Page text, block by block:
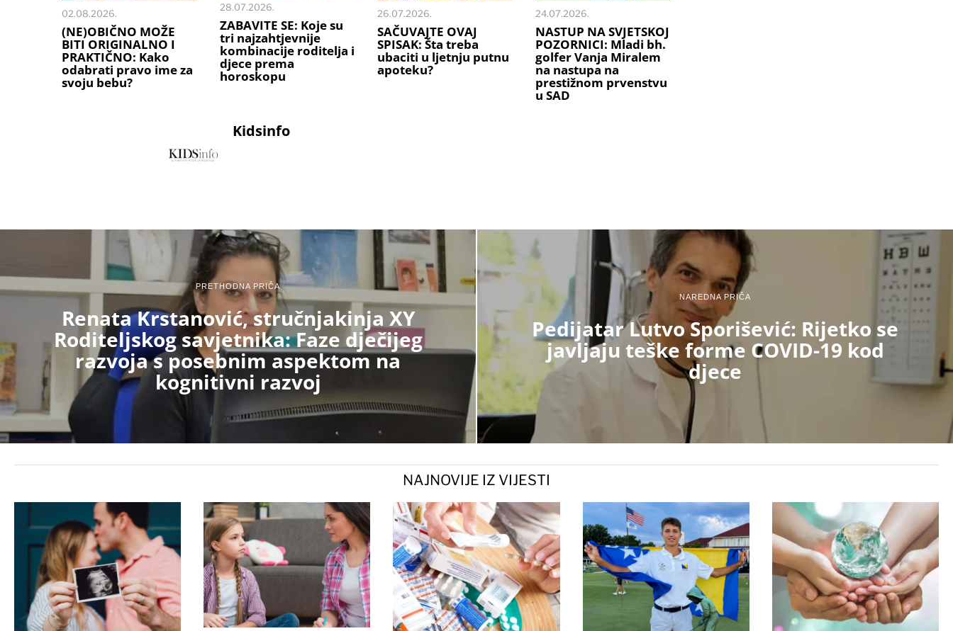
02.08.2026.
(NE)OBIČNO MOŽE
BITI ORIGINALNO I
PRAKTIČNO: Kako
odabrati pravo ime za
svoju bebu?
28.07.2026.
ZABAVITE SE: Koje su
tri najzahtjevnije
kombinacije roditelja i
djece prema
horoskopu
26.07.2026.
SAČUVAJTE OVAJ
SPISAK: Šta treba
ubaciti u ljetnju putnu
apoteku?
24.07.2026.
NASTUP NA SVJETSKOJ
POZORNICI: Mladi bh.
golfer Vanja Miralem
na nastupa na
prestižnom prvenstvu
u SAD
Kidsinfo
PRETHODNA PRIČA
Renata Krstanović, stručnjakinja XY
Roditeljskog savjetnika: Faze dječijeg
razvoja s posebnim aspektom na
kognitivni razvoj
NAREDNA PRIČA
Pedijatar Lutvo Sporišević: Rijetko se
javljaju teške forme COVID-19 kod
djece
NAJNOVIJE IZ VIJESTI